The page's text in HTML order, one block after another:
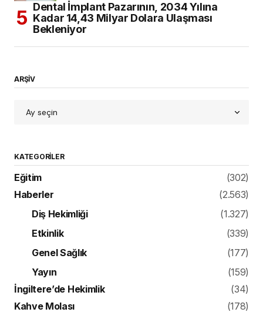
Dental İmplant Pazarının, 2034 Yılına
Kadar 14,43 Milyar Dolara Ulaşması
Bekleniyor
ARŞİV
KATEGORILER
Eğitim
(302)
Haberler
(2.563)
Diş Hekimliği
(1.327)
Etkinlik
(339)
Genel Sağlık
(177)
Yayın
(159)
İngiltere’de Hekimlik
(34)
Kahve Molası
(178)